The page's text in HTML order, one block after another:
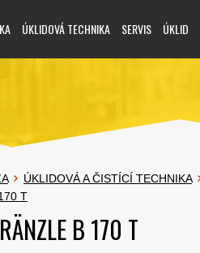
ÚKLIDOVÁ TECHNIKA SERVIS ÚKLID
ÚKLIDOVÁ A ČISTÍCÍ TECHNIKA
T
B 170 T